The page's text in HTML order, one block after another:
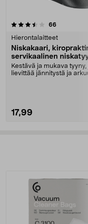
66arvostelut
Hierontalaitteet
Niskakaari,
servikaalinen
Kestävä ja mukava tyyny,
lievittää jännitystä ja
17,99
4.5 viidestä